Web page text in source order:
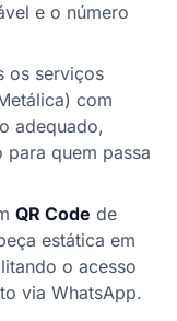
e o número
os serviços
com
adequado,
quem passa
QR Code de
estática em
o acesso
via WhatsApp.